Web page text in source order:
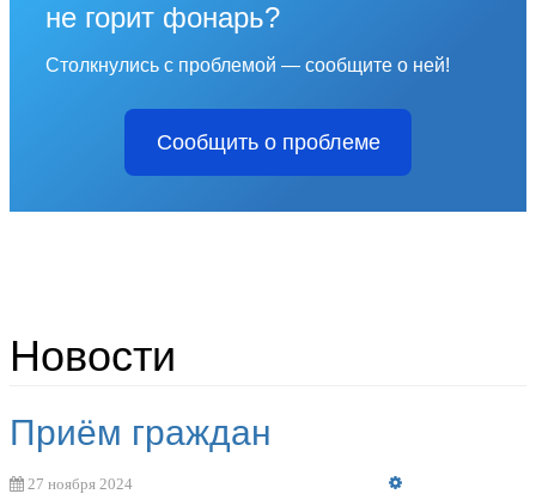
не горит фонарь?
Столкнулись с проблемой — сообщите о ней!
Сообщить о проблеме
Новости
Приём граждан
27 ноября 2024